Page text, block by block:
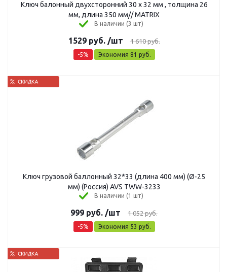
Ключ балонный двухсторонний 30 х 32 мм , толщина 26
мм, длина 350 мм// MATRIX
В наличии (3 шт)
1529руб. /шт 1 610руб.
-5% Экономия 81 руб.
Ключ грузовой баллонный 32*33 (длина 400 мм) (Ø-25
мм) (Россия) AVS TWW-3233
В наличии (1 шт)
999 руб. /шт 1 052руб.
-5% Экономия 53 руб.